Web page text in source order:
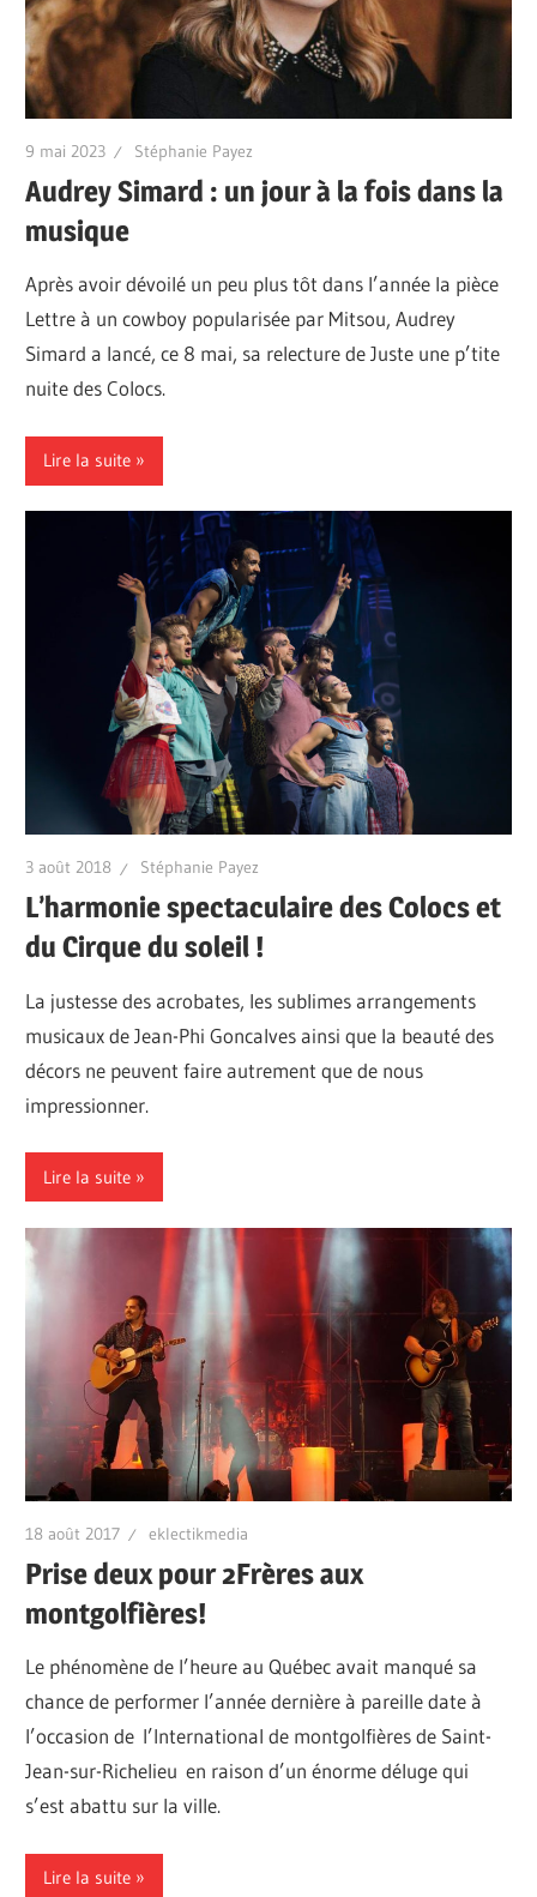
9 mai 2023 Stéphanie Payez
Audrey Simard : un jour à la fois dans la
musique
Après avoir dévoilé un peu plus tôt dans l’année la pièce
Lettre à un cowboy popularisée par Mitsou, Audrey
Simard a lancé, ce 8 mai, sa relecture de Juste une p’tite
nuite des Colocs.
Lire la suite
3 août 2018 Stéphanie Payez
L’harmonie spectaculaire des Colocs et
du Cirque du soleil !
La justesse des acrobates, les sublimes arrangements
musicaux de Jean-Phi Goncalves ainsi que la beauté des
décors ne peuvent faire autrement que de nous
impressionner.
Lire la suite
18 août 2017 eklectikmedia
Prise deux pour 2Frères aux
montgolfières!
Le phénomène de l’heure au Québec avait manqué sa
chance de performer l’année dernière à pareille date à
l’occasion de l’International de montgolfières de Saint-
Jean-sur-Richelieu en raison d’un énorme déluge qui
s’est abattu sur la ville.
Lire la suite